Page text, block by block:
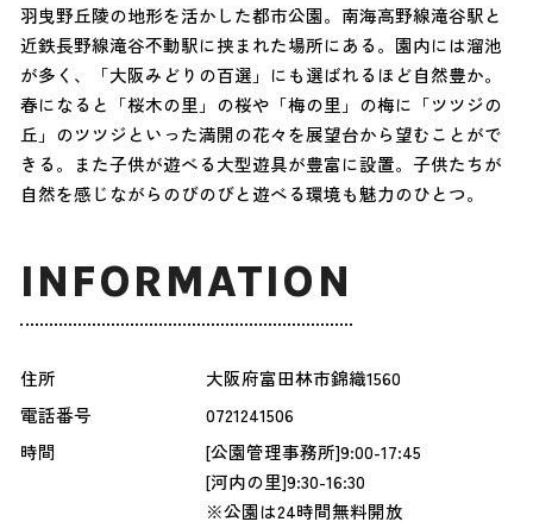
羽曳野丘陵の地形を活かした都市公園。南海高野線滝谷駅と
近鉄長野線滝谷不動駅に挟まれた場所にある。園内には溜池
が多く、「大阪みどりの百選」にも選ばれるほど自然豊か。
春になると「桜木の里」の桜や「梅の里」の梅に「ツツジの
丘」のツツジといった満開の花々を展望台から望むことがで
きる。また子供が遊べる大型遊具が豊富に設置。子供たちが
自然を感じながらのびのびと遊べる環境も魅力のひとつ。
INFORMATION
住所
大阪府富田林市錦織1560
電話番号
0721241506
時間
[公園管理事務所]9:00-17:45
[河内の里]9:30-16:30
※公園は24時間無料開放